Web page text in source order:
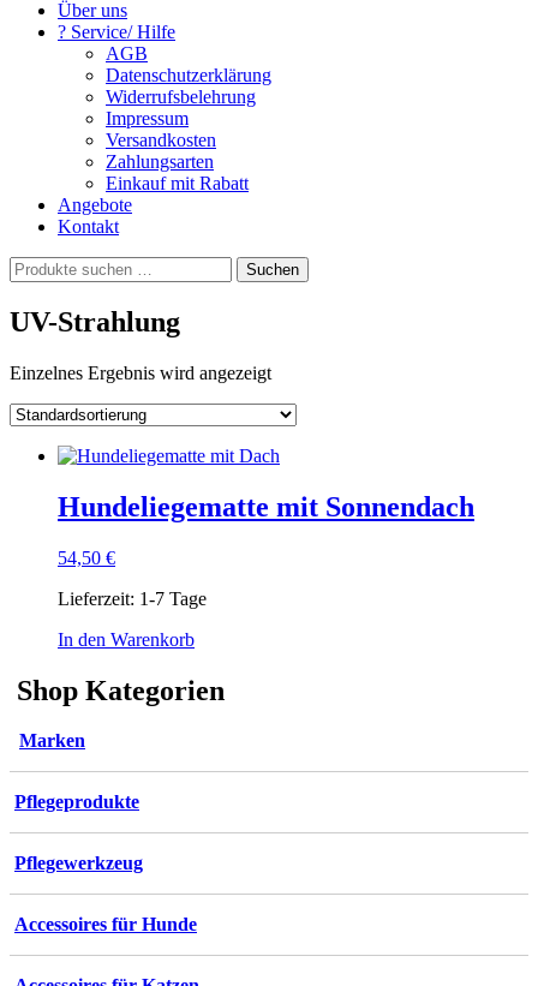
Über uns
? Service/ Hilfe
AGB
Datenschutzerklärung
Widerrufsbelehrung
Impressum
Versandkosten
Zahlungsarten
Einkauf mit Rabatt
Angebote
Kontakt
Suchen
nach:
Suchen
UV-Strahlung
Einzelnes Ergebnis wird angezeigt
Hundeliegematte mit Sonnendach
54,50 €
Lieferzeit: 1-7 Tage
In den Warenkorb
Shop Kategorien
Marken
Pflegeprodukte
Pflegewerkzeug
Accessoires für Hunde